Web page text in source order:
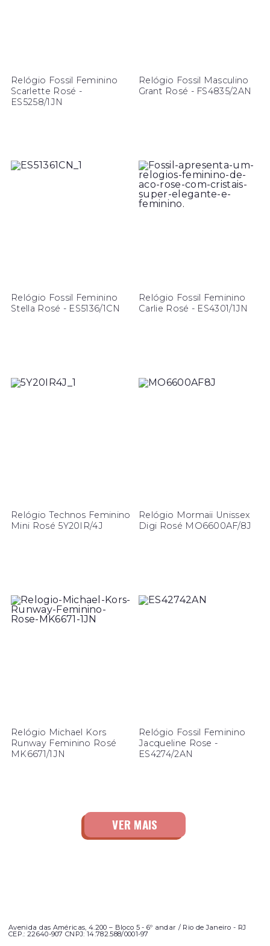
Relógio Fossil Feminino
Scarlette Rosé -
ES5258/1JN
Relógio Fossil Masculino
Grant Rosé - FS4835/2AN
Relógio Fossil Feminino
Stella Rosé - ES5136/1CN
Relógio Fossil Feminino
Carlie Rosé - ES4301/1JN
Relógio Technos Feminino
Mini Rosé 5Y20IR/4J
Relógio Mormaii Unissex
Digi Rosé MO6600AF/8J
Relógio Michael Kors
Runway Feminino Rosé
MK6671/1JN
Relógio Fossil Feminino
Jacqueline Rose -
ES4274/2AN
Avenida das Américas, 4.200 – Bloco 5 - 6º andar / Rio de Janeiro - RJ
CEP.: 22640-907 CNPJ: 14.782.588/0001-97